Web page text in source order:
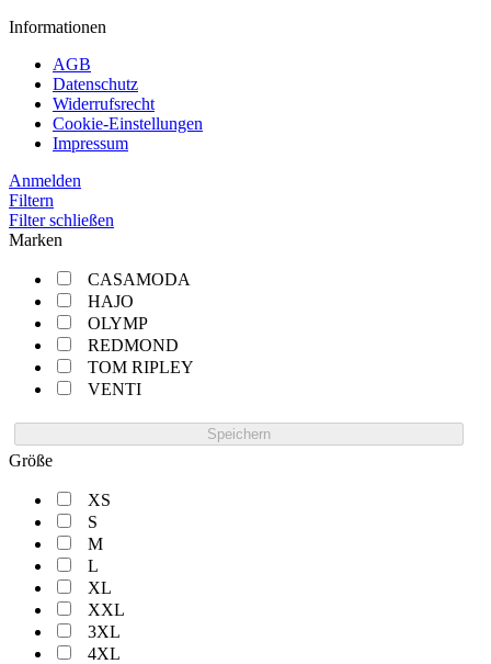
Informationen
AGB
Datenschutz
Widerrufsrecht
Cookie-Einstellungen
Impressum
Anmelden
Filtern
Filter schließen
Marken
CASAMODA
HAJO
OLYMP
REDMOND
TOM RIPLEY
VENTI
Speichern
Größe
XS
S
M
L
XL
XXL
3XL
4XL